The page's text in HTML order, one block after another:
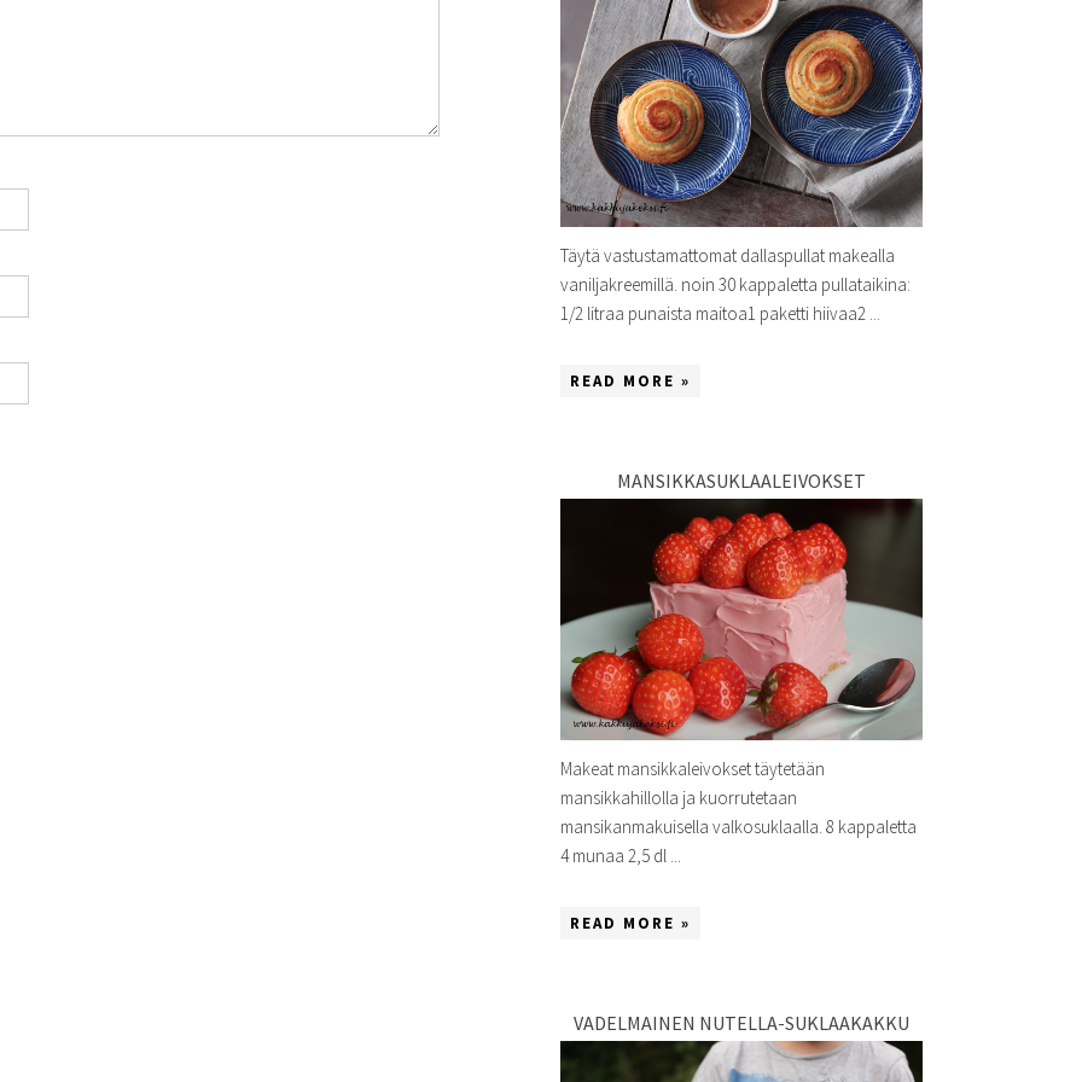
Täytä vastustamattomat dallaspullat makealla
vaniljakreemillä. noin 30 kappaletta pullataikina:
1/2 litraa punaista maitoa1 paketti hiivaa2 ...
READ MORE »
MANSIKKASUKLAALEIVOKSET
Makeat mansikkaleivokset täytetään
mansikkahillolla ja kuorrutetaan
mansikanmakuisella valkosuklaalla. 8 kappaletta
4 munaa 2,5 dl ...
READ MORE »
VADELMAINEN NUTELLA-SUKLAAKAKKU